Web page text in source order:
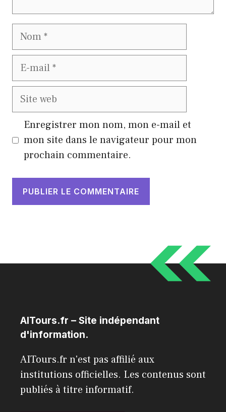
Nom
E-
Site
Enregistrer mon nom, mon e-mail et
mon site dans le navigateur pour mon
prochain commentaire.
AITours.fr – Site indépendant
d'information.
AITours.fr n'est pas affilié aux
institutions officielles. Les contenus sont
publiés à titre informatif.